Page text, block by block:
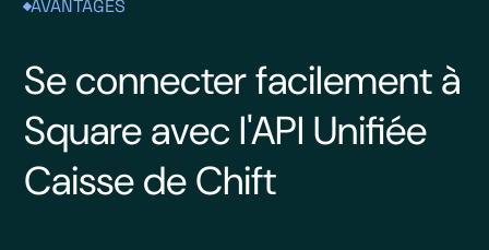
AVANTAGES
Se connecter facilement à
Square avec l'API Unifiée
Caisse de Chift